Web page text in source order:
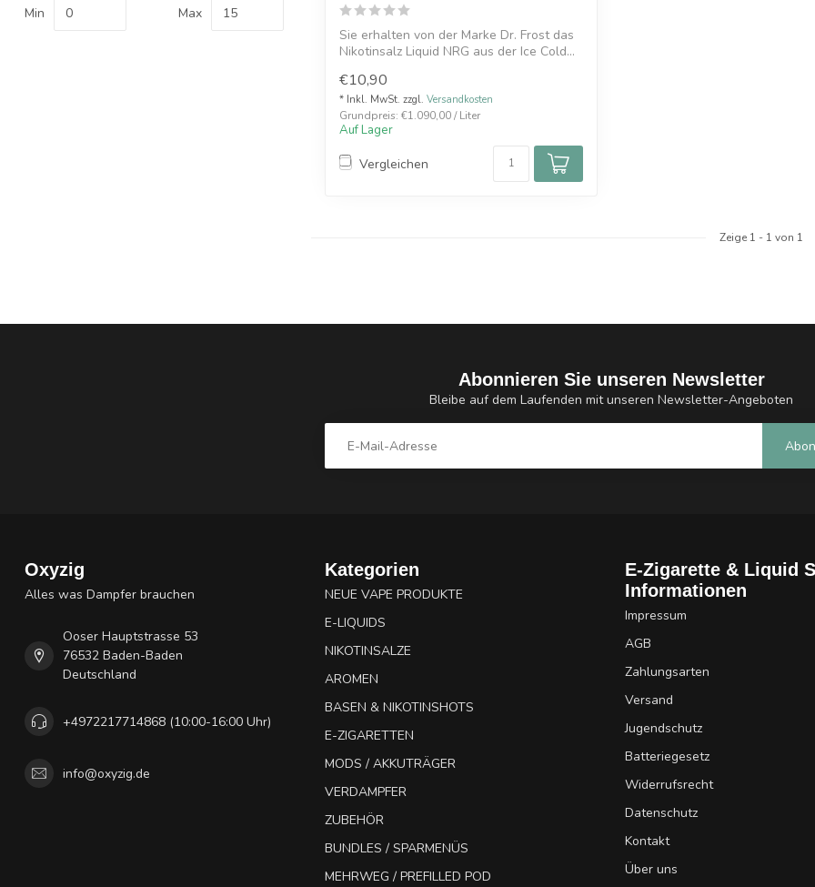
Min Max
Sie erhalten von der Marke Dr. Frost das
Nikotinsalz Liquid NRG aus der Ice Cold...
€10,90
* Inkl. MwSt. zzgl. Versandkosten
Grundpreis: €1.090,00 / Liter
Auf Lager
Vergleichen
Zeige 1 - 1 von 1
Abonnieren Sie unseren Newsletter
Bleibe auf dem Laufenden mit unseren Newsletter-Angeboten
Oxyzig
Alles was Dampfer brauchen
Ooser Hauptstrasse 53
76532 Baden-Baden
Deutschland
+4972217714868 (10:00-16:00 Uhr)
info@oxyzig.de
Kategorien
NEUE VAPE PRODUKTE
E-LIQUIDS
NIKOTINSALZE
AROMEN
BASEN & NIKOTINSHOTS
E-ZIGARETTEN
MODS / AKKUTRÄGER
VERDAMPFER
ZUBEHÖR
BUNDLES / SPARMENÜS
MEHRWEG / PREFILLED POD
E-Zigarette & Liquid
Informationen
Impressum
AGB
Zahlungsarten
Versand
Jugendschutz
Batteriegesetz
Widerrufsrecht
Datenschutz
Kontakt
Über uns